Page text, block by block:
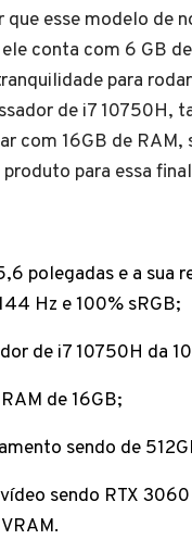
que esse modelo de
conta com 6 GB
para
de i7 10750H,
com 16GB de RAM,
para essa
polegadas e a sua
Hz e 100% sRGB;
de i7 10750H da
de 16GB;
sendo de
sendo RTX